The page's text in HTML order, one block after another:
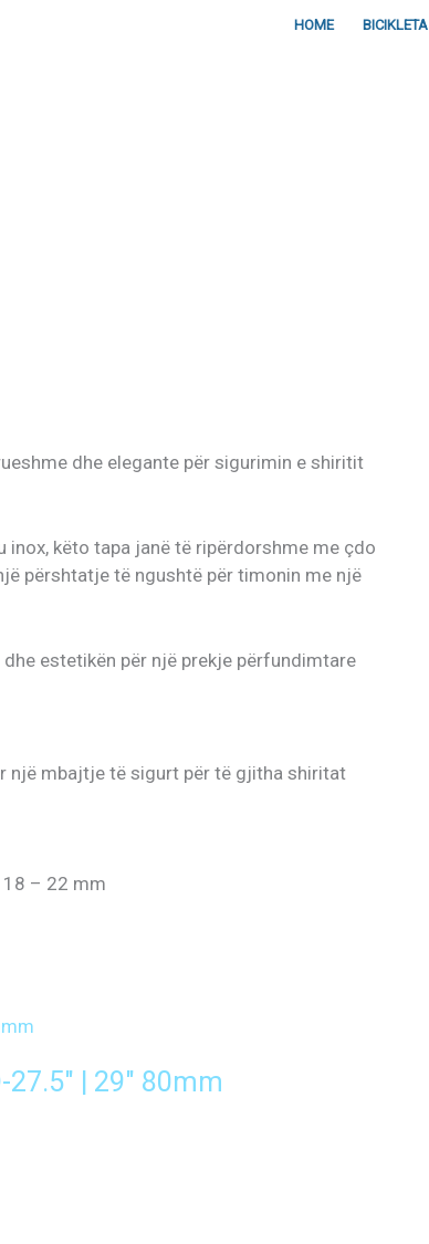
HOME BICIKLETA
dhe elegante për sigurimin e shiritit
inox, këto tapa janë të ripërdorshme me çdo
përshtatje të ngushtë për timonin me një
estetikën për një prekje përfundimtare
një mbajtje të sigurt për të gjitha shiritat
18 – 22 mm
27.5″ | 29″ 80mm